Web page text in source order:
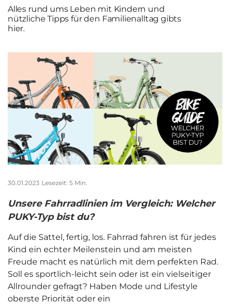
Downloadbereich
Pressebereich
Alles rund ums Leben mit Kindern und
nützliche Tipps für den Familienalltag gibts
hier.
30.01.2023 Lesezeit: 5 Min.
Unsere Fahrradlinien im Vergleich: Welcher
PUKY-Typ bist du?
Auf die Sattel, fertig, los. Fahrrad fahren ist für jedes
Kind ein echter Meilenstein und am meisten
Freude macht es natürlich mit dem perfekten Rad.
Soll es sportlich-leicht sein oder ist ein vielseitiger
Allrounder gefragt? Haben Mode und Lifestyle
oberste Priorität oder ein